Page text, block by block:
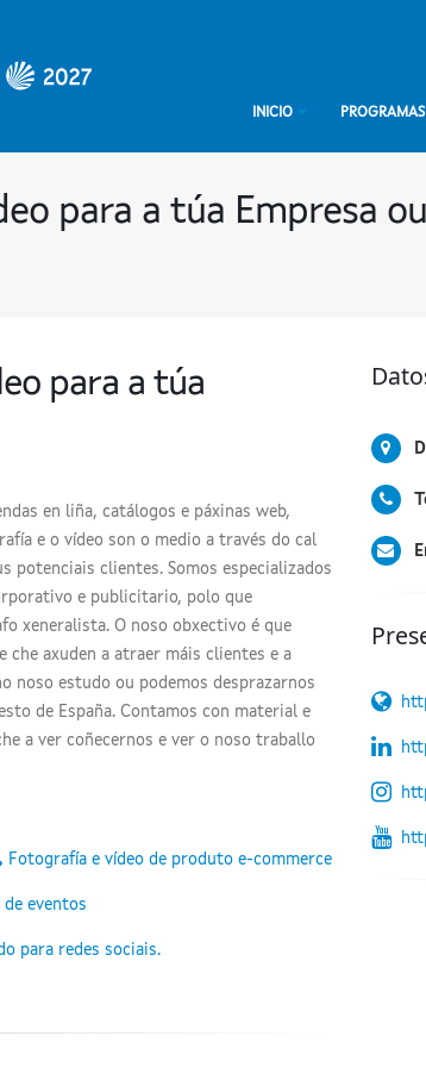
INICIO PROGRAMAS
para a túa Empresa ou
para a túa
en liña, catálogos e páxinas web,
e o vídeo son o medio a través do cal
potenciais clientes. Somos especializados
e publicitario, polo que
xeneralista. O noso obxectivo é que
che axuden a atraer máis clientes e a
noso estudo ou podemos desprazarnos
de España. Contamos con material e
a ver coñecernos e ver o noso traballo
Fotografía e vídeo de produto e-commerce
de eventos
para redes sociais.